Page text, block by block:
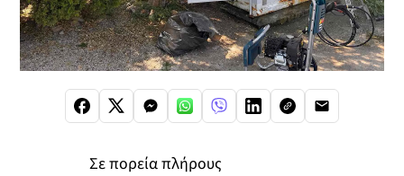
Σε πορεία πλήρους